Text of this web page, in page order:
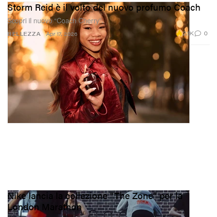
BELLEZZA
Storm Reid è il volto del nuovo profumo Coach
Scopri il nuovo “Coach Cherry”.
Apr 17, 2026 2.1K 0
Nike lancia la collezione “The Zone” per la
London Marathon